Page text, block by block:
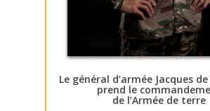
Le général d’armée Jacques
prend le
de l’Armée de terre